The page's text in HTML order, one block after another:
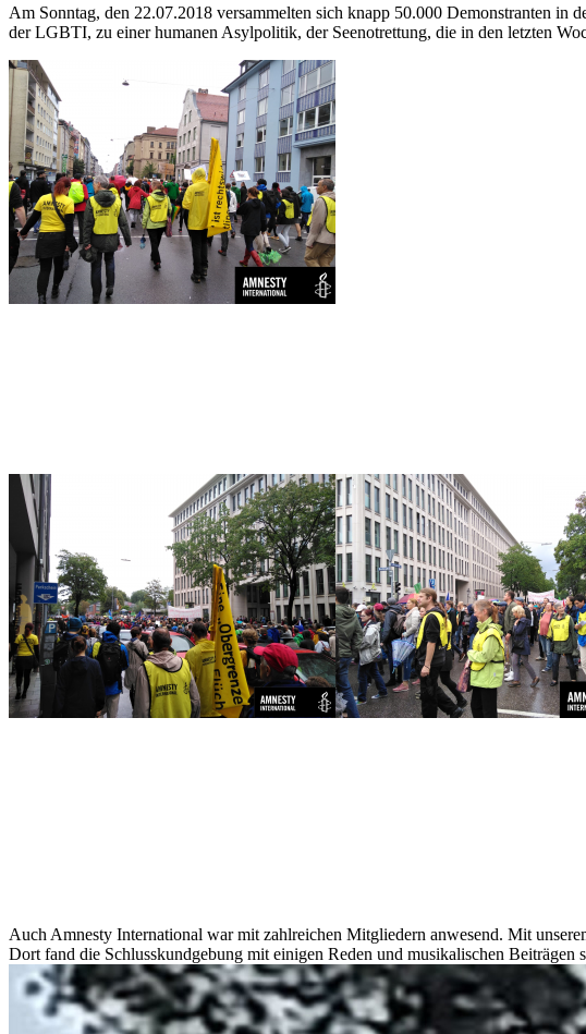
Am Sonntag, den 22.07.2018 versammelten sich knapp 50.000 Demonstranten in
der LGBTI, zu einer humanen Asylpolitik, der Seenotrettung, die in den letzten
Auch Amnesty International war mit zahlreichen Mitgliedern anwesend. Mit
Dort fand die Schlusskundgebung mit einigen Reden und musikalischen Beiträgen